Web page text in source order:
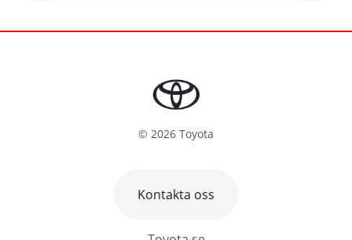
© 2026 Toyota
Kontakta oss